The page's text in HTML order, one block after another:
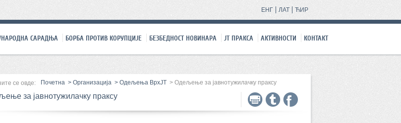
ЋИР
ЛАТ
ЕНГ
САРАДЊА БОРБА ПРОТИВ КОРУПЦИЈЕ БЕЗБЕДНОСТ НОВИНАРА ЈТ ПРАКСA АКТИВНОСТИ КОНТАКТ
се овде: Почетна > Организација > Одељења ВрхЈТ > Одељење за јавнотужилачку праксу
за јавнотужилачку праксу